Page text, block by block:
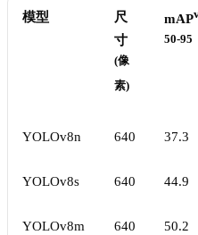
模型
尺
寸
(像
素)
mAP
50-95
YOLOv8n 640 37.3
YOLOv8s 640 44.9
YOLOv8m 640 50.2